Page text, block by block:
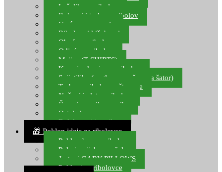
Ležaljke za ribolov
Ruksaci i torbe za ribolov
Vreće za spavanje
Ribolovni kišobrani
Obuća za ribolov
Odjeća za ribolov
Majice (T-SHIRTS)
Kape i rukavice za ribolov
Svijetiljke (naglavne, ručne, za šator)
Torbe za ribolovne štapove
Noževi i alat za ribolov
Čamci za prihranu ribe
Ostala kamp oprema
Dalekozori i optika
🎁 Poklon ideje za ribolovce
Poklon bon za ribolov
Polarizacijske naočale
Jastuci GABY PILLOWS
Pokloni za ribolovce